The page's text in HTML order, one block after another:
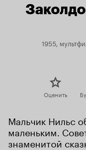
1955,
Оценить
Мальчик Нильс
маленьким.
знаменитой